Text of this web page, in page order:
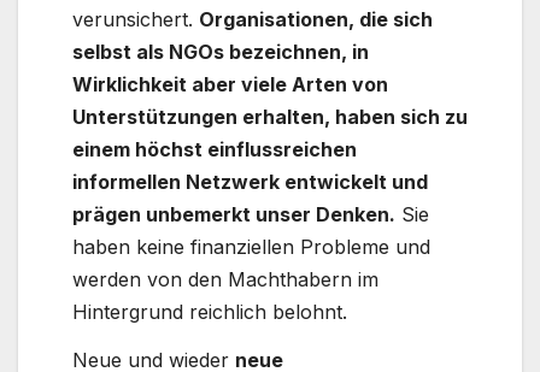
verunsichert. Organisationen, die sich
selbst als NGOs bezeichnen, in
Wirklichkeit aber viele Arten von
Unterstützungen erhalten, haben sich zu
einem höchst einflussreichen
informellen Netzwerk entwickelt und
prägen unbemerkt unser Denken. Sie
haben keine finanziellen Probleme und
werden von den Machthabern im
Hintergrund reichlich belohnt.
Neue und wieder neue